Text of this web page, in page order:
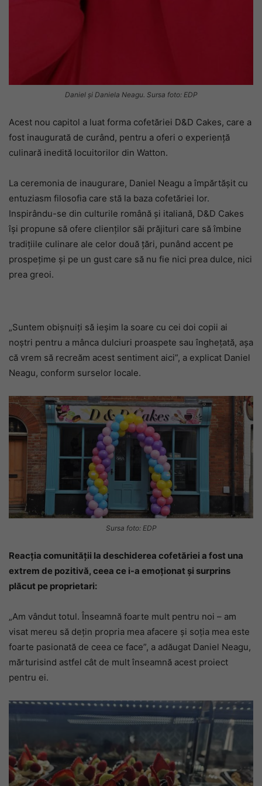
Daniel și Daniela Neagu. Sursa foto: EDP
Acest nou capitol a luat forma cofetăriei D&D Cakes, care a
fost inaugurată de curând, pentru a oferi o experiență
culinară inedită locuitorilor din Watton.
La ceremonia de inaugurare, Daniel Neagu a împărtășit cu
entuziasm filosofia care stă la baza cofetăriei lor.
Inspirându-se din culturile română și italiană, D&D Cakes
își propune să ofere clienților săi prăjituri care să îmbine
tradițiile culinare ale celor două țări, punând accent pe
prospețime și pe un gust care să nu fie nici prea dulce, nici
prea greoi.
„Suntem obișnuiți să ieșim la soare cu cei doi copii ai
noștri pentru a mânca dulciuri proaspete sau înghețată, așa
că vrem să recreăm acest sentiment aici”, a explicat Daniel
Neagu, conform surselor locale.
Sursa foto: EDP
Reacția comunității la deschiderea cofetăriei a fost una
extrem de pozitivă, ceea ce i-a emoționat și surprins
plăcut pe proprietari:
„Am vândut totul. Înseamnă foarte mult pentru noi – am
visat mereu să dețin propria mea afacere și soția mea este
foarte pasionată de ceea ce face”, a adăugat Daniel Neagu,
mărturisind astfel cât de mult înseamnă acest proiect
pentru ei.